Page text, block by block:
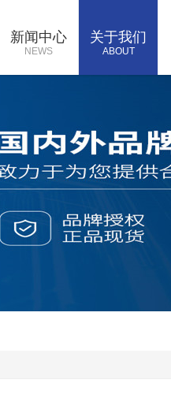
新闻中心
NEWS
关于我们
ABOUT